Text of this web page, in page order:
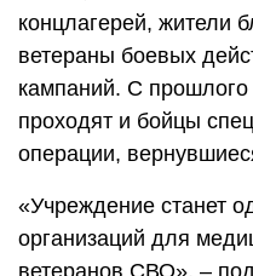
концлагерей, жители
ветераны боевых
кампаний. С прошлого
проходят и бойцы
операции,
«Учреждение станет
организаций для
ветеранов СВО», –